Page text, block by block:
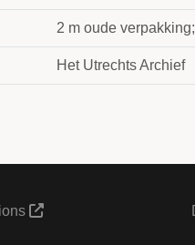
2 m oude
Het Utrechts Archief